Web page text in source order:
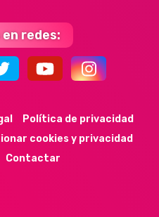
redes:
Política de privacidad
cookies y privacidad
Contactar